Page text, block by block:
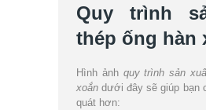
Quy trình
thép ống hàn
Hình ảnh quy trình sản
xoắn dưới đây sẽ giúp bạn
quát hơn: